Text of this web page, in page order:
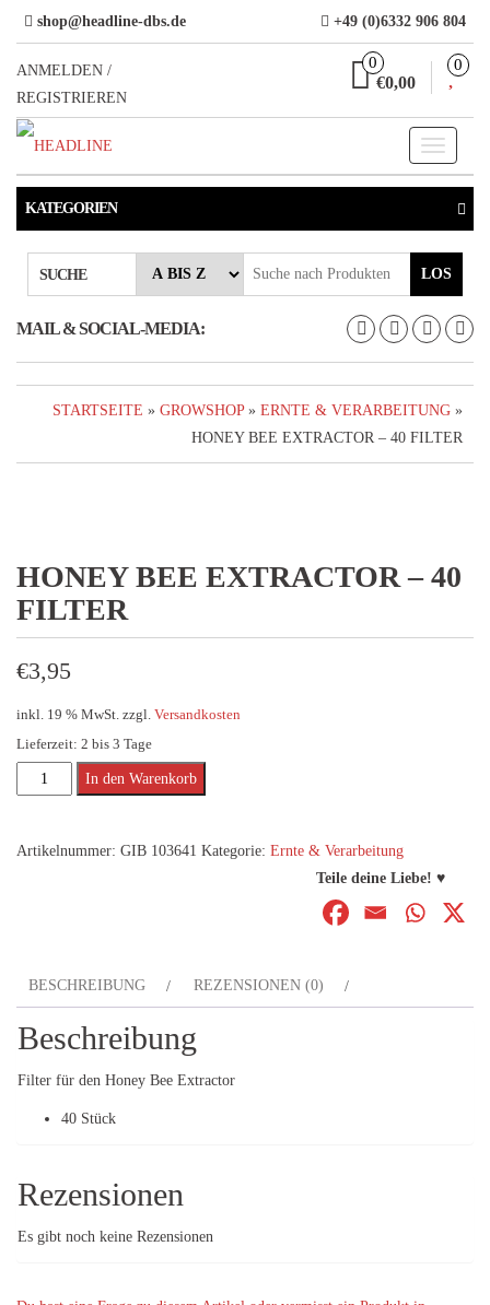
Direkt
zum
Inhalt
shop@headline-dbs.de +49 (0)6332 906 804
ANMELDEN /
REGISTRIEREN
0
€0,00
0
Toggle
KATEGORIEN
SUCHE LOS
MAIL & SOCIAL-MEDIA:
STARTSEITE » GROWSHOP» ERNTE & VERARBEITUNG »
HONEY BEE EXTRACTOR – 40 FILTER
HONEY BEE EXTRACTOR – 40
FILTER
€3,95
inkl. 19 % MwSt. zzgl. Versandkosten
Lieferzeit: 2 bis 3 Tage
Honey
-
In den Warenkorb
Artikelnummer: GIB 103641 Kategorie: Ernte & Verarbeitung
Teile deine Liebe! ♥
BESCHREIBUNG REZENSIONEN (0)
Beschreibung
Filter für den Honey Bee Extractor
40 Stück
Rezensionen
Es gibt noch keine Rezensionen